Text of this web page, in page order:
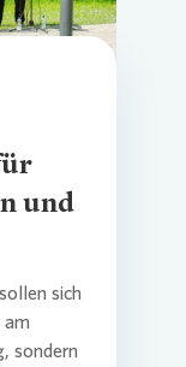
und
sich
am
sondern